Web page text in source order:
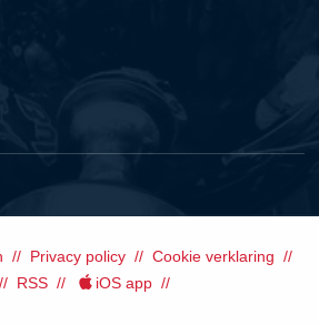
Privacy policy
Cookie verklaring
RSS
iOS app